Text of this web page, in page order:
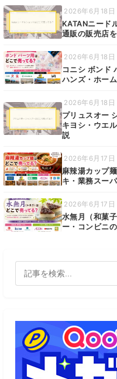
2026年6月18日
KATANニード
通販の販売店
2026年6月18日
コニシ ボンド
ハンズ・ホー
2026年6月18日
プリュスオー
キヨシ・ウエ
説
2026年6月17日
麻辣湯カップ
キ・業務スー
2026年6月17日
水無月（和菓
ー・コンビニ